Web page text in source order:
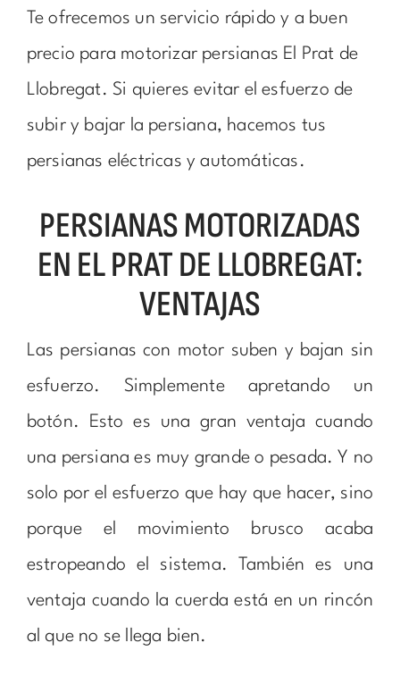
Te ofrecemos un servicio rápido y a buen
precio para motorizar persianas El Prat de
Llobregat. Si quieres evitar el esfuerzo de
subir y bajar la persiana, hacemos tus
persianas eléctricas y automáticas.
PERSIANAS MOTORIZADAS
EN EL PRAT DE LLOBREGAT:
VENTAJAS
Las persianas con motor suben y bajan sin
esfuerzo. Simplemente apretando un
botón. Esto es una gran ventaja cuando
una persiana es muy grande o pesada. Y no
solo por el esfuerzo que hay que hacer, sino
porque el movimiento brusco acaba
estropeando el sistema. También es una
ventaja cuando la cuerda está en un rincón
al que no se llega bien.